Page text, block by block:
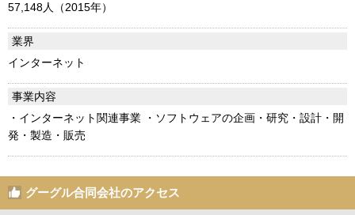
57,148人（2015年）
業界
インターネット
事業内容
・インターネット関連事業 ・ソフトウェアの企画・研究・設計・開
発・製造・販売
グーグル合同会社のアクセス